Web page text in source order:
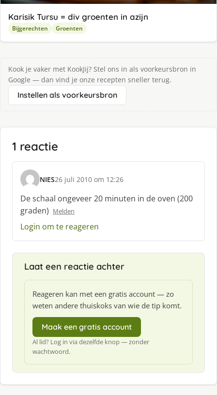
Karisik Tursu = div groenten in azijn
Bijgerechten Groenten
Kook je vaker met KookJij? Stel ons in als voorkeursbron in
Google — dan vind je onze recepten sneller terug.
Instellen als voorkeursbron
1 reactie
NIES
s
c
h
r
e
:
26 juli 2010 om 12:26
De schaal ongeveer 20 minuten in de oven (200
graden) Melden
Login om te reageren
Laat een reactie achter
Reageren kan met een gratis account — zo
weten andere thuiskoks van wie de tip komt.
Maak een gratis account
Al lid? Log in via dezelfde knop — zonder
wachtwoord.